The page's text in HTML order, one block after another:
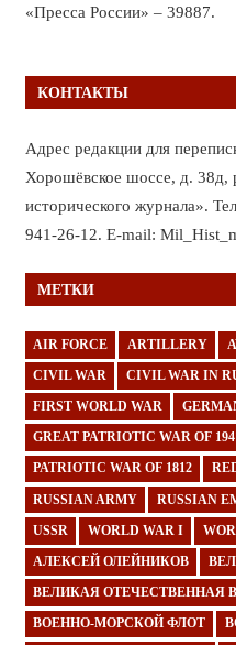
«Пресса России» – 39887.
КОНТАКТЫ
Адрес редакции для
Хорошёвское шоссе, д. 38д,
исторического журнала».
941-26-12. E-mail:
МЕТКИ
AIR FORCE ARTILLERY
CIVIL WAR CIVIL WAR IN
FIRST WORLD WAR
GREAT PATRIOTIC WAR OF
PATRIOTIC WAR OF 1812
RUSSIAN ARMY RUSSIAN
USSR WORLD WAR I
АЛЕКСЕЙ ОЛЕЙНИКОВ
ВЕЛИКАЯ ОТЕЧЕСТВЕННАЯ
ВОЕННО-МОРСКОЙ ФЛОТ